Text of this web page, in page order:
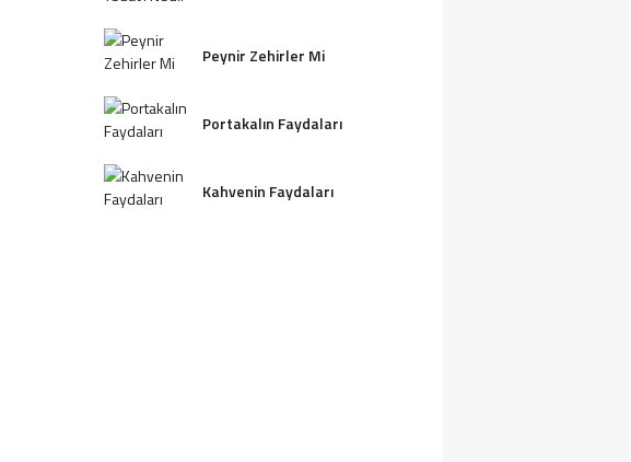
Peynir Zehirler Mi
Portakalın Faydaları
Kahvenin Faydaları